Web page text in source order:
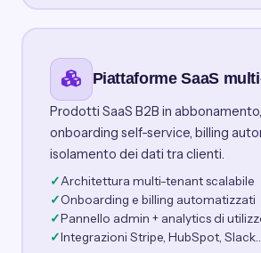
Piattaforme SaaS
Prodotti SaaS B2B in
onboarding self-service, billing
isolamento dei dati tra clienti.
Architettura multi-tenant scalabile
Onboarding e billing automatizzati
Pannello admin + analytics di
Integrazioni Stripe, HubSpot, Slack…